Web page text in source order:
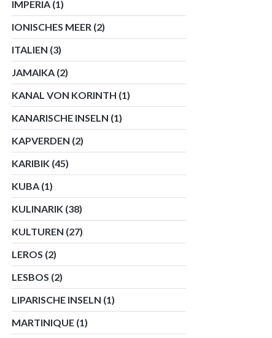
IMPERIA (1)
IONISCHES MEER (2)
ITALIEN (3)
JAMAIKA (2)
KANAL VON KORINTH (1)
KANARISCHE INSELN (1)
KAPVERDEN (2)
KARIBIK (45)
KUBA (1)
KULINARIK (38)
KULTUREN (27)
LEROS (2)
LESBOS (2)
LIPARISCHE INSELN (1)
MARTINIQUE (1)